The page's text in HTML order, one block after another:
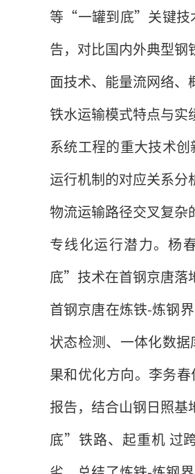
等“一罐到底”关键技
告，对比国内外典型钢
面技术、能量流网络、
铁水运输模式特点与实
系统工程的重大技术
运行机制的对应关系分
物流运输路径交叉复杂
专线化运行潜力。杨
底”技术在首钢京唐落
首钢京唐在炼铁-炼钢
状态检测、一体化数
果和优化方向。李务
报告，结合山钢日照基
底”铁路、起重机 过